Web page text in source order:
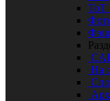
ТоТ
На